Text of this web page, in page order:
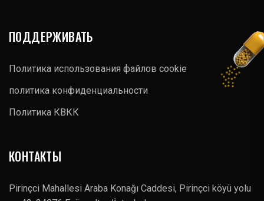
ПОДДЕРЖИВАТЬ
Политика использования файлов cookie
политика конфиденциальности
Политика КВКК
КОНТАКТЫ
Pirinçci Mahallesi Araba Konağı Caddesi, Pirinçci köyü yolu